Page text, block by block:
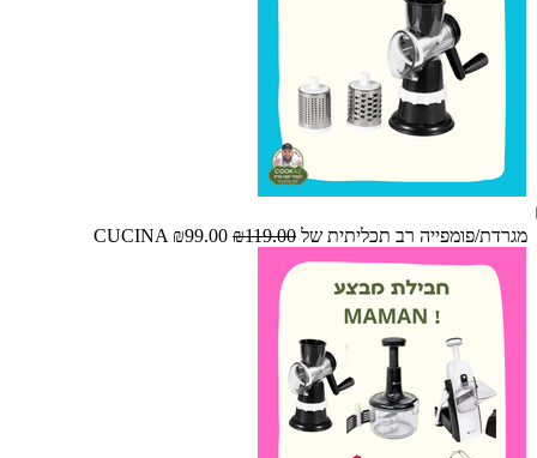
מגרדת/פומפייה רב תכליתית של CUCINA ₪99.00 ₪119.00